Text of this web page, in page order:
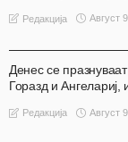
Редакција Август
Денес се
Горазд и
Редакција Август